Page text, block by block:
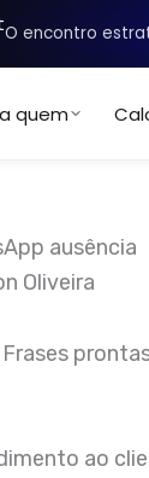
O encontro
quem
ausência
Oliveira
ao